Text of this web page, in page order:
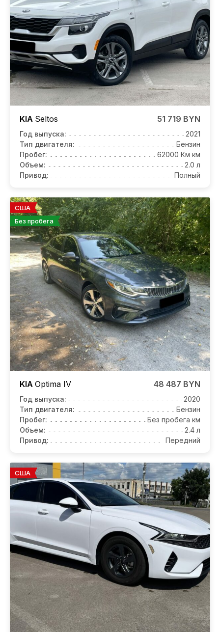
KIA Seltos 51 719 BYN
Год выпуска:
2021
Тип двигателя:
Бензин
Пробег:
62000 Км км
Объем:
2.0 л
Привод:
Полный
США
Без пробега
KIA Optima IV 48 487 BYN
Год выпуска:
2020
Тип двигателя:
Бензин
Пробег:
Без пробега км
Объем:
2.4 л
Привод:
Передний
США